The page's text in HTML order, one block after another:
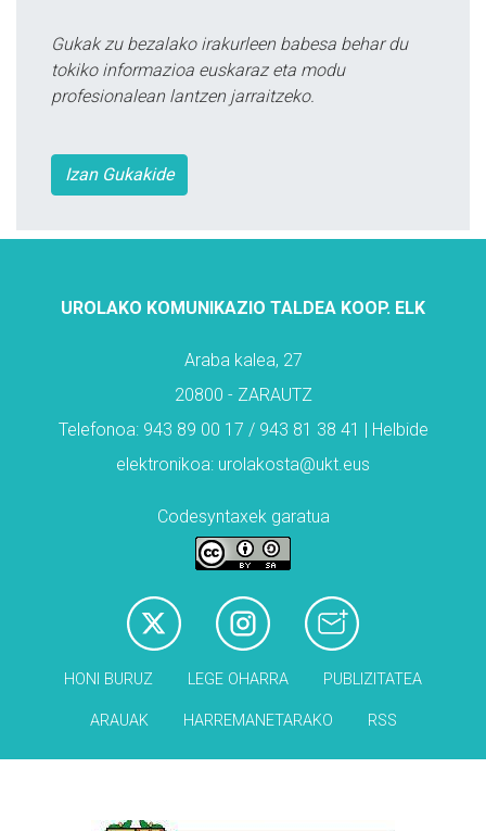
Gukak zu bezalako irakurleen babesa behar du
tokiko informazioa euskaraz eta modu
profesionalean lantzen jarraitzeko.
Izan Gukakide
UROLAKO KOMUNIKAZIO TALDEA KOOP. ELK
Araba kalea, 27
20800 - ZARAUTZ
Telefonoa: 943 89 00 17 / 943 81 38 41 | Helbide
elektronikoa: urolakosta@ukt.eus
Codesyntaxek garatua
HONI BURUZ LEGE OHARRA PUBLIZITATEA
ARAUAK HARREMANETARAKO RSS